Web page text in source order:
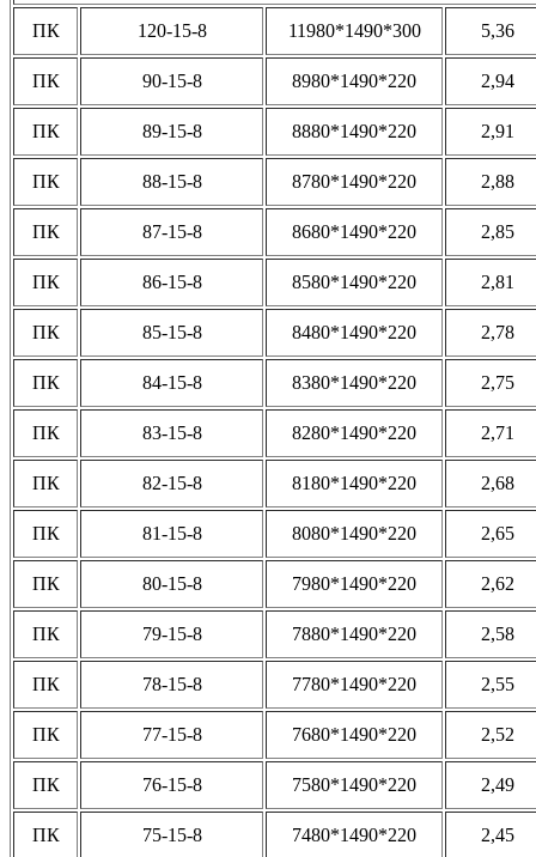
ПК 120-15-8 11980*1490*300 5,36
ПК 90-15-8 8980*1490*220 2,94
ПК 89-15-8 8880*1490*220 2,91
ПК 88-15-8 8780*1490*220 2,88
ПК 87-15-8 8680*1490*220 2,85
ПК 86-15-8 8580*1490*220 2,81
ПК 85-15-8 8480*1490*220 2,78
ПК 84-15-8 8380*1490*220 2,75
ПК 83-15-8 8280*1490*220 2,71
ПК 82-15-8 8180*1490*220 2,68
ПК 81-15-8 8080*1490*220 2,65
ПК 80-15-8 7980*1490*220 2,62
ПК 79-15-8 7880*1490*220 2,58
ПК 78-15-8 7780*1490*220 2,55
ПК 77-15-8 7680*1490*220 2,52
ПК 76-15-8 7580*1490*220 2,49
ПК 75-15-8 7480*1490*220 2,45